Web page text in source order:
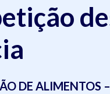
DE ALIMENTOS